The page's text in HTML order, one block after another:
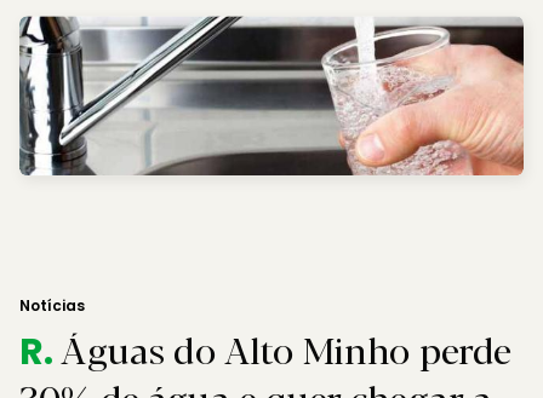
Notícias
R.Águas do Alto Minho perde